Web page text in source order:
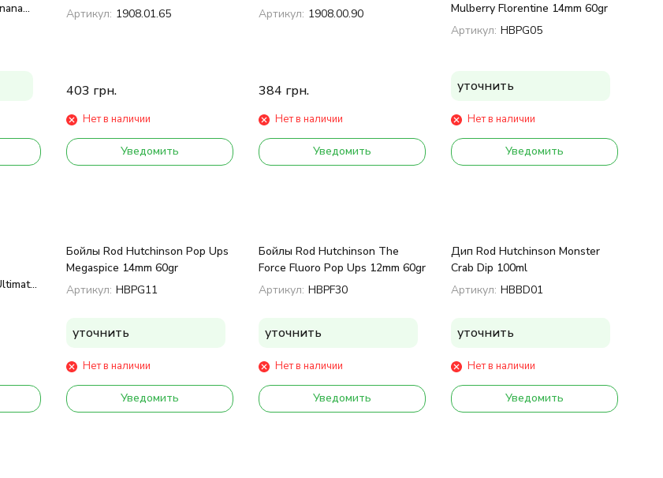
Артикул: 1908.01.65
403 грн.
Нет в наличии
Уведомить
Артикул: 1908.00.90
384 грн.
Нет в наличии
Уведомить
Mulberry Florentine 14mm 60gr
Артикул: HBPG05
уточнить
Нет в наличии
Уведомить
Бойлы Rod Hutchinson Pop Ups
Megaspice 14mm 60gr
Артикул: HBPG11
уточнить
Нет в наличии
Уведомить
Бойлы Rod Hutchinson The
Force Fluoro Pop Ups 12mm 60gr
Артикул: HBPF30
уточнить
Нет в наличии
Уведомить
Дип Rod Hutchinson Monster
Crab Dip 100ml
Артикул: HBBD01
уточнить
Нет в наличии
Уведомить